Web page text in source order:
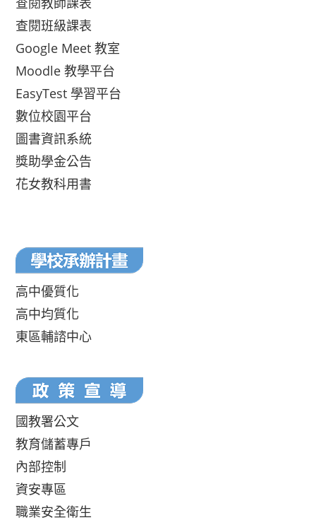
查閱班級課表
Google Meet 教室
Moodle 教學平台
EasyTest 學習平台
數位校園平台
圖書資訊系統
獎助學金公告
花女教科用書
高中優質化
高中均質化
東區輔諮中心
國教署公文
教育儲蓄專戶
內部控制
資安專區
職業安全衛生